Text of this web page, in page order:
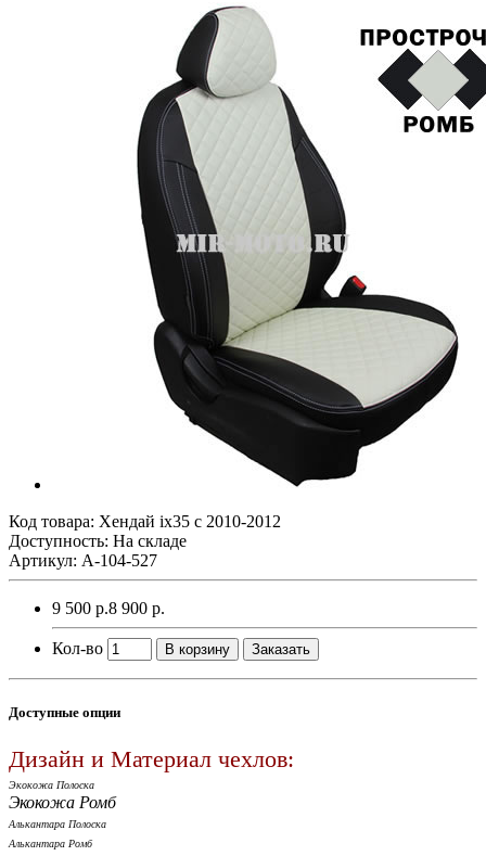
Код товара: Хендай ix35 с 2010-2012
Доступность: На складе
Артикул: A-104-527
9 500 р.8 900 р.
Кол-во В корзину Заказать
Доступные опции
Дизайн и Материал чехлов:
Экокожа Полоска
Экокожа Ромб
Алькантара Полоска
Алькантара Ромб